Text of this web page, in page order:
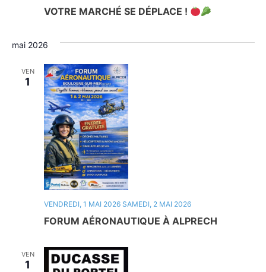
VOTRE MARCHÉ SE DÉPLACE !
mai 2026
VEN
1
FORUM AÉRONAUTIQUE À ALPRECH
VENDREDI, 1 MAI 2026 SAMEDI, 2 MAI 2026
VEN
1